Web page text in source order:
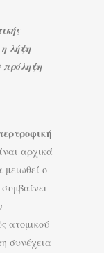
λήψη
αρχικά
μειωθεί ο
ατομικού
συνέχεια